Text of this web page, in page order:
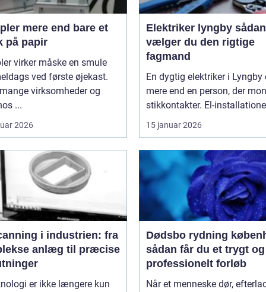
bare et
på papir
virker måske en smule
ved første øjekast.
virksomheder og
...
2026
Elektriker lyngby sådan
vælger du den rigtige
fagmand
En dygtig elektriker i Lyngby
mere end en person, der
stikkontakter. El-
15 januar 2026
i industrien: fra
anlæg til præcise
er ikke længere kun
Dødsbo rydning
sådan får du et trygt og
professionelt forløb
Når et menneske dør,